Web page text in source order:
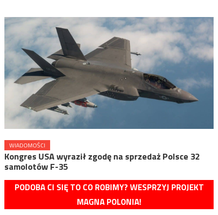
WIADOMOŚCI
Kongres USA wyraził zgodę na sprzedaż Polsce 32
samolotów F-35
PODOBA CI SIĘ TO CO ROBIMY? WESPRZYJ PROJEKT
MAGNA POLONIA!